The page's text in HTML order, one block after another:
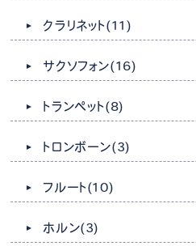
クラリネット(11)
サクソフォン(16)
トランペット(8)
トロンボーン(3)
フルート(10)
ホルン(3)